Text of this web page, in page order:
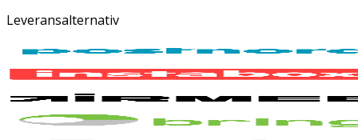
Leveransalternativ